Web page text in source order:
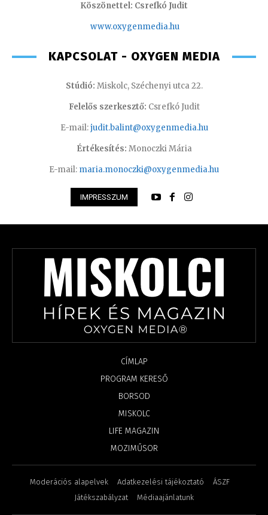
Köszönettel: Csrefkó Judit
www.oxygenmedia.hu
KAPCSOLAT - OXYGEN MEDIA
Stúdió: Miskolc, Széchenyi utca 22.
Felelős szerkesztő: Csrefkó Judit
E-mail:judit.balint@oxygenmedia.hu
Értékesítés: Monoczki Mária
E-mail: maria.monoczki@oxygenmedia.hu
IMPRESSZUM
CÍMLAP
PROGRAM KERESŐ
BORSOD
MISKOLC
LIFE MAGAZIN
MOZIMŰSOR
Moderációs alapelvek Adatkezelési tájékoztató
ÁSZF
Játékszabályzat
Médiaajánlatunk